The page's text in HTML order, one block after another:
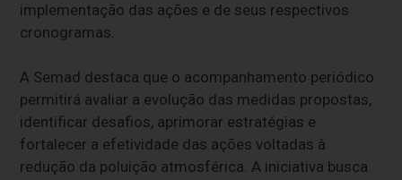
implementação das ações e de seus respectivos
cronogramas.
A Semad destaca que o acompanhamento periódico
permitirá avaliar a evolução das medidas propostas,
identificar desafios, aprimorar estratégias e
fortalecer a efetividade das ações voltadas à
redução da poluição atmosférica. A iniciativa busca